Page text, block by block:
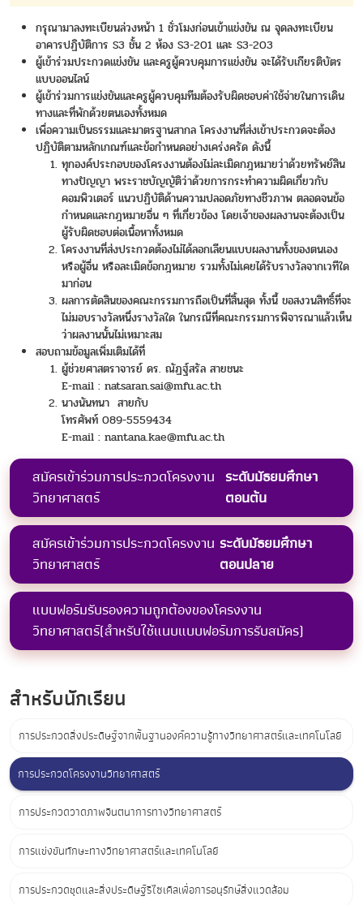
กรุณามาลงทะเบียนล่วงหน้า 1 ชั่วโมงก่อนเข้าแข่งขัน ณ จุดลงทะเบียน
อาคารปฏิบัติการ S3 ชั้น 2 ห้อง S3-201 และ S3-203
ผู้เข้าร่วมประกวดแข่งขัน และครูผู้ควบคุมการแข่งขัน จะได้รับเกียรติบัตร
แบบออนไลน์
ผู้เข้าร่วมการแข่งขันและครูผู้ควบคุมทีมต้องรับผิดชอบค่าใช้จ่ายในการเดิน
ทางและที่พักด้วยตนเองทั้งหมด
เพื่อความเป็นธรรมและมาตรฐานสากล โครงงานที่ส่งเข้าประกวดจะต้อง
ปฏิบัติตามหลักเกณฑ์และข้อกำหนดอย่างเคร่งครัด ดังนี้
ทุกองค์ประกอบของโครงงานต้องไม่ละเมิดกฎหมายว่าด้วยทรัพย์สิน
ทางปัญญา พระราชบัญญัติว่าด้วยการกระทำความผิดเกี่ยวกับ
คอมพิวเตอร์ แนวปฏิบัติด้านความปลอดภัยทางชีวภาพ ตลอดจนข้อ
กำหนดและกฎหมายอื่น ๆ ที่เกี่ยวข้อง โดยเจ้าของผลงานจะต้องเป็น
ผู้รับผิดชอบต่อเนื้อหาทั้งหมด
โครงงานที่ส่งประกวดต้องไม่ได้ลอกเลียนแบบผลงานทั้งของตนเอง
หรือผู้อื่น หรือละเมิดข้อกฎหมาย รวมทั้งไม่เคยได้รับรางวัลจากเวทีใด
มาก่อน
ผลการตัดสินของคณะกรรมการถือเป็นที่สิ้นสุด ทั้งนี้ ขอสงวนสิทธิ์ที่จะ
ไม่มอบรางวัลหนึ่งรางวัลใด ในกรณีที่คณะกรรมการพิจารณาแล้วเห็น
ว่าผลงานนั้นไม่เหมาะสม
สอบถามข้อมูลเพิ่มเติมได้ที่
ผู้ช่วยศาสตราจารย์ ดร. ณัฏฐ์สรัล สายชนะ
E-mail : natsaran.sai@mfu.ac.th
นางนันทนา สายกับ
โทรศัพท์ 089-5559434
E-mail : nantana.kae@mfu.ac.th
สมัครเข้าร่วมการประกวดโครงงาน
วิทยาศาสตร์
ระดับมัธยมศึกษา
ตอนต้น
สมัครเข้าร่วมการประกวดโครงงาน
วิทยาศาสตร์
ระดับมัธยมศึกษา
ตอนปลาย
แบบฟอร์มรับรองความถูกต้องของโครงงาน
วิทยาศาสตร์(สำหรับใช้แนบแบบฟอร์มการรับสมัคร)
สำหรับนักเรียน
การประกวดสิ่งประดิษฐ์จากพื้นฐานองค์ความรู้ทางวิทยาศาสตร์และเทคโนโลยี
การประกวดโครงงานวิทยาศาสตร์
การประกวดวาดภาพจินตนาการทางวิทยาศาสตร์
การแข่งขันทักษะทางวิทยาศาสตร์และเทคโนโลยี
การประกวดชุดและสิ่งประดิษฐ์รีไซเคิลเพื่อการอนุรักษ์สิ่งแวดล้อม